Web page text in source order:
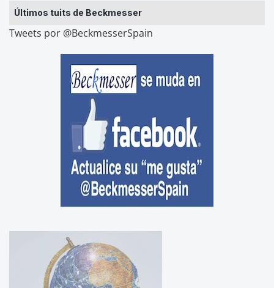
Últimos tuits de Beckmesser
Tweets por @BeckmesserSpain